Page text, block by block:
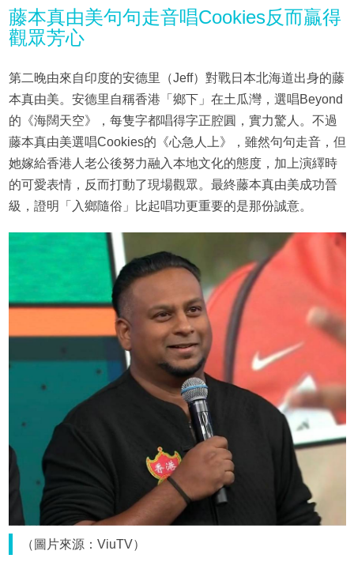
藤本真由美句句走音唱Cookies反而贏得
觀眾芳心
第二晚由來自印度的安德里（Jeff）對戰日本北海道出身的藤
本真由美。安德里自稱香港「鄉下」在土瓜灣，選唱Beyond
的《海闊天空》，每隻字都唱得字正腔圓，實力驚人。不過
藤本真由美選唱Cookies的《心急人上》，雖然句句走音，但
她嫁給香港人老公後努力融入本地文化的態度，加上演繹時
的可愛表情，反而打動了現場觀眾。最終藤本真由美成功晉
級，證明「入鄉隨俗」比起唱功更重要的是那份誠意。
（圖片來源：ViuTV）